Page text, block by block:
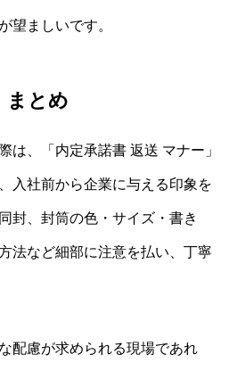
望ましいです。
まとめ
は、「内定承諾書 返送 マナー」
入社前から企業に与える印象を
封、封筒の色・サイズ・書き
法など細部に注意を払い、丁寧
配慮が求められる現場であれ